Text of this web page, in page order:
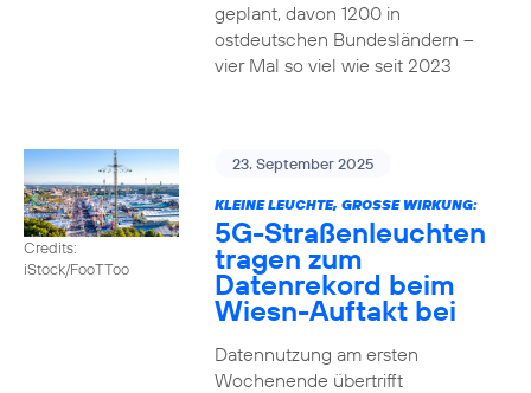
geplant, davon 1200 in
ostdeutschen Bundesländern –
vier Mal so viel wie seit 2023
Credits:
iStock/FooTToo
23. September 2025
KLEINE LEUCHTE, GROSSE WIRKUNG:
5G-Straßenleuchten
tragen zum
Datenrekord beim
Wiesn-Auftakt bei
Datennutzung am ersten
Wochenende übertrifft